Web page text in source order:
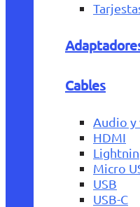
Cables
Audio y
HDMI
Micro
USB
USB-C